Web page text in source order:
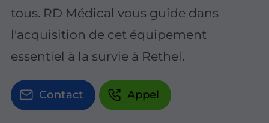
tous. RD Médical vous guide dans
l'acquisition de cet équipement
essentiel à la survie à Rethel.
Contact Appel